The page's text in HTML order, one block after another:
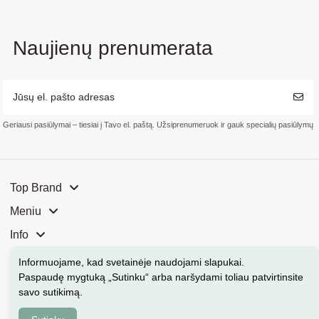
Naujienų prenumerata
Geriausi pasiūlymai – tiesiai į Tavo el. paštą. Užsiprenumeruok ir gauk specialių pasiūlymų
Top Brand
Meniu
Info
Mūsų parduotuvės
Kontaktai
Informuojame, kad svetainėje naudojami slapukai
Paspaudę mygtuką „Sutinku“ arba naršydami toliau patvirtinsite
savo sutikimą.